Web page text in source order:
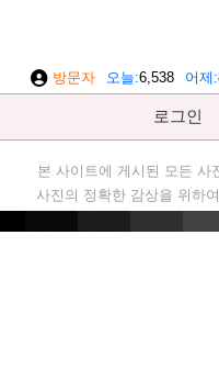
방문자 오늘 6,538 어제
로그인
본 사이트에 게시된 모든 사
사진의 정확한 감상을 위하